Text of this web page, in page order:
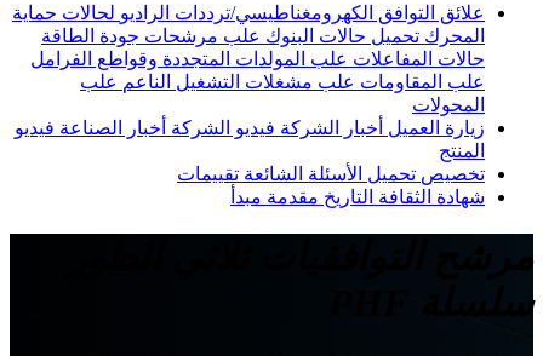
علائق التوافق الكهرومغناطيسي/ترددات الراديو لحالات حماية
المحرك تحميل حالات البنوك علب مرشحات جودة الطاقة
حالات المفاعلات علب المولدات المتجددة وقواطع الفرامل
علب المقاومات علب مشغلات التشغيل الناعم علب
المحولات
زيارة العميل أخبار الشركة فيديو الشركة أخبار الصناعة فيديو
المنتج
تخصيص تحميل الأسئلة الشائعة تقييمات
شهادة الثقافة التاريخ مقدمة مبدأ